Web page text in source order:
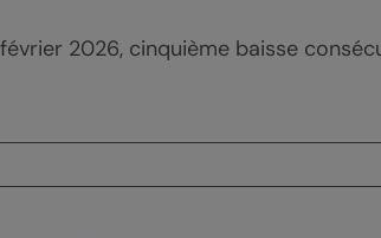
2026, cinquième baisse